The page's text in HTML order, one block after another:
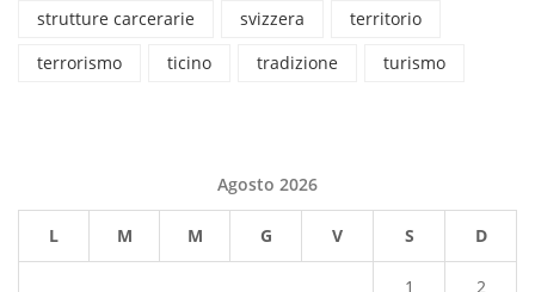
strutture carcerarie
svizzera
territorio
terrorismo
ticino tradizione turismo
Agosto 2026
L M M G V S D
1 2